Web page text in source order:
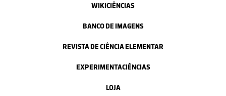
WIKICIÊNCIAS
BANCO DE IMAGENS
REVISTA DE CIÊNCIA ELEMENTAR
EXPERIMENTACIÊNCIAS
LOJA